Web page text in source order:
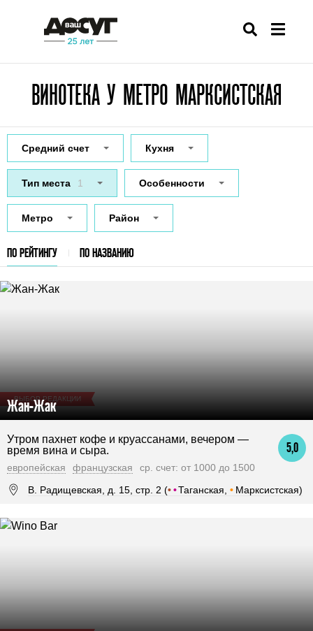
ВИНОТЕКА У МЕТРО МАРКСИСТСКАЯ
Средний счет Кухня
Тип места 1 Особенности
Метро Район
ПО РЕЙТИНГУ ПО НАЗВАНИЮ
ВЫБОР РЕДАКЦИИ
Жан-Жак
5,0
Утром пахнет кофе и круассанами, вечером —
время вина и сыра.
европейская французская
ср. счет: от 1000 до 1500
В. Радищевская, д. 15, стр. 2 (••Таганская, • Марксистская)